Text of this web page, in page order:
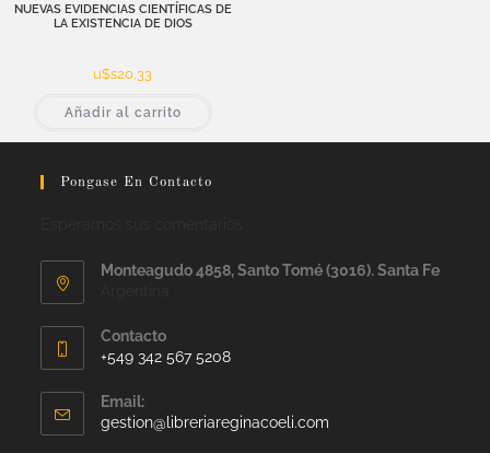
NUEVAS EVIDENCIAS CIENTÍFICAS DE
LA EXISTENCIA DE DIOS
u$s20,33
Añadir al carrito
Pongase En Contacto
Monteagudo 4858, Santo Tomé (3016). Santa Fe
Contacto
+549 342 567 5208
Email:
gestion@libreriareginacoeli.com